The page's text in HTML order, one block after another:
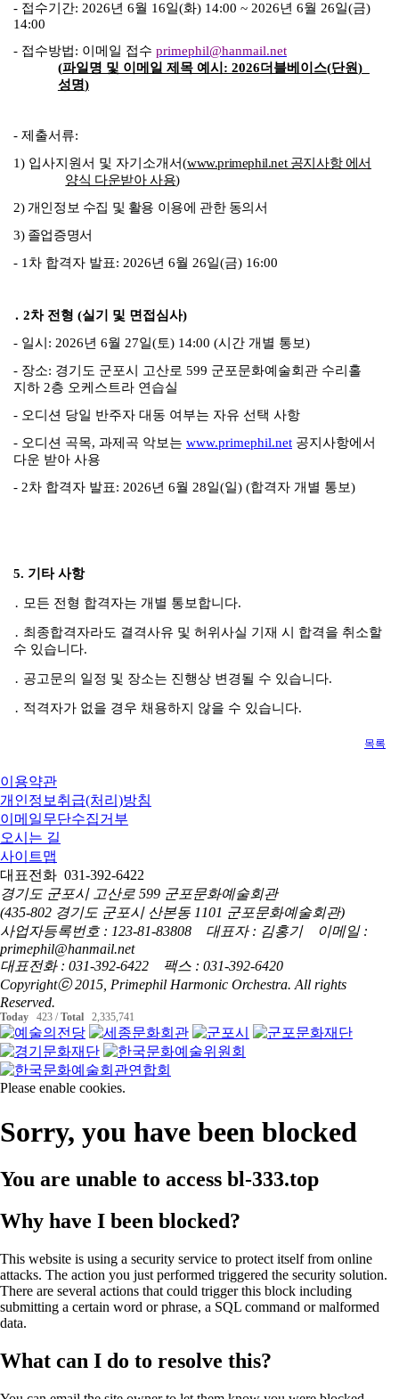
- 접수기간: 2026년 6월 16일(화) 14:00 ~ 2026년 6월 26일(금)
14:00
- 접수방법: 이메일 접수 primephil@hanmail.net
(파일명 및 이메일 제목 예시 : 2026더블베이스(단원)_
성명)
- 제출서류:
1) 입사지원서 및 자기소개서(www.primephil.net 공지사항 에서
양식 다운받아 사용)
2) 개인정보 수집 및 활용 이용에 관한 동의서
3) 졸업증명서
- 1차 합격자 발표: 2026년 6월 26일(금) 16:00
․ 2차 전형 (실기 및 면접심사)
- 일시 : 2026년 6월 27일(토) 14:00 (시간 개별 통보)
- 장소: 경기도 군포시 고산로 599 군포문화예술회관 수리홀
지하 2층 오케스트라 연습실
- 오디션 당일 반주자 대동 여부는 자유 선택 사항
- 오디션 곡목, 과제곡 악보는 www.primephil.net 공지사항에서
다운 받아 사용
- 2차 합격자 발표: 2026년 6월 28일(일) (합격자 개별 통보)
5. 기타 사항
․ 모든 전형 합격자는 개별 통보합니다.
․ 최종합격자라도 결격사유 및 허위사실 기재 시 합격을 취소할
수 있습니다.
․ 공고문의 일정 및 장소는 진행상 변경될 수 있습니다.
․ 적격자가 없을 경우 채용하지 않을 수 있습니다.
목록
이용약관
개인정보취급(처리)방침
이메일무단수집거부
오시는 길
사이트맵
대표전화 031-392-6422
경기도 군포시 고산로 599 군포문화예술회관
(435-802 경기도 군포시 산본동 1101 군포문화예술회관)
사업자등록번호 : 123-81-83808 대표자 : 김홍기 이메일 :
primephil@hanmail.net
대표전화 : 031-392-6422 팩스 : 031-392-6420
Copyrightⓒ 2015, Primephil Harmonic Orchestra. All rights
Reserved.
Today 423 /Total 2,335,741
Please enable cookies.
Sorry, you have been blocked
You are unable to access bl-333.top
Why have I been blocked?
This website is using a security service to protect itself from online
attacks. The action you just performed triggered the security solution.
There are several actions that could trigger this block including
submitting a certain word or phrase, a SQL command or malformed
data.
What can I do to resolve this?